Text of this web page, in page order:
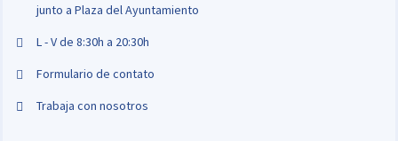
junto a Plaza del Ayuntamiento
L - V de 8:30h a 20:30h
Formulario de contato
Trabaja con nosotros